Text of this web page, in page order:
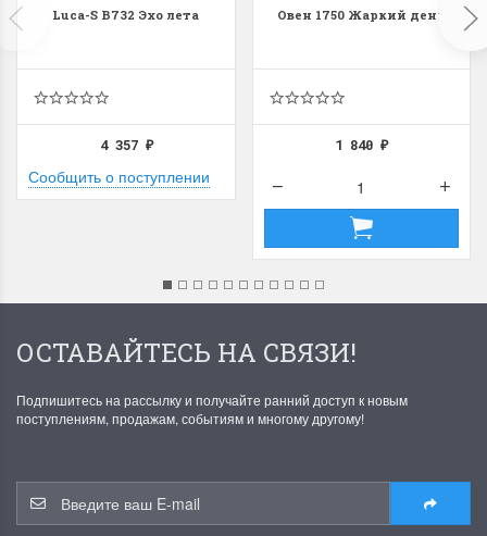
Luca-S B732 Эхо лета
4 357 ₽
Сообщить о поступлении
Овен 1750 Жаркий день
1 840₽
ОСТАВАЙТЕСЬ НА СВЯЗИ!
Подпишитесь на рассылку и получайте ранний доступ к новым
поступлениям, продажам, событиям и многому другому!